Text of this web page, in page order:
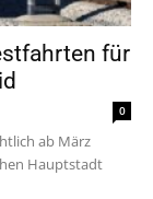
für
0
ab März
Hauptstadt